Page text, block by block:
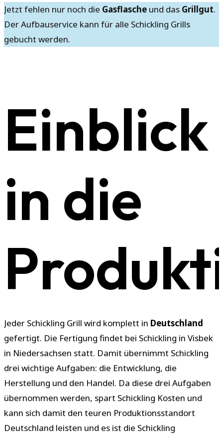
Jetzt fehlen nur noch die Gasflasche und das Grillgut.
Der Aufbauservice kann für alle Schickling Grills
gebucht werden.
Einblick
in die
Jeder Schickling Grill wird komplett in Deutschland
gefertigt. Die Fertigung findet bei Schickling in Visbek
in Niedersachsen statt. Damit übernimmt Schickling
drei wichtige Aufgaben: die Entwicklung, die
Herstellung und den Handel. Da diese drei Aufgaben
übernommen werden, spart Schickling Kosten und
kann sich damit den teuren Produktionsstandort
Deutschland leisten und es ist die Schickling